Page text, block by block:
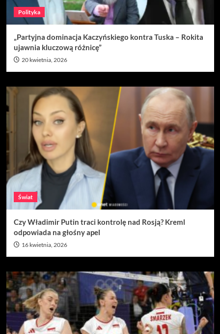
Polityka
„Partyjna dominacja Kaczyńskiego kontra Tuska – Rokita
ujawnia kluczową różnicę”
20 kwietnia, 2026
Świat
Czy Władimir Putin traci kontrolę nad Rosją? Kreml
odpowiada na głośny apel
16 kwietnia, 2026